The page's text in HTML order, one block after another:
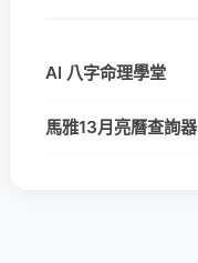
AI 八字命理學堂
馬雅13月亮曆查詢器